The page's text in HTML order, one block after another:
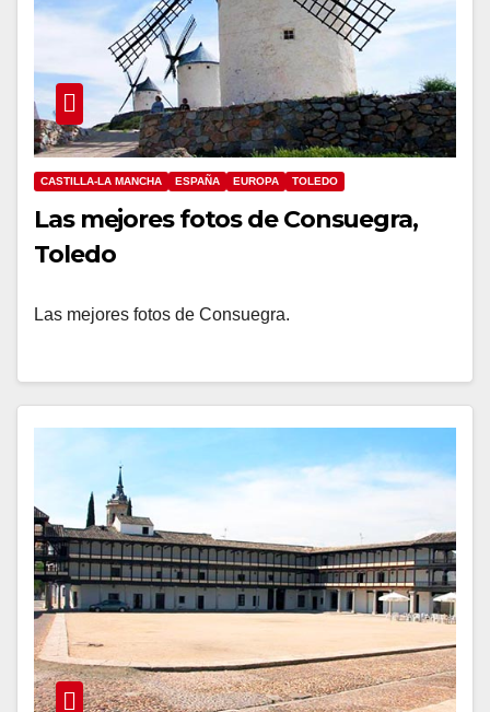
CASTILLA-LA MANCHA ESPAÑA EUROPA TOLEDO
Las mejores fotos de Consuegra,
Toledo
Las mejores fotos de Consuegra.